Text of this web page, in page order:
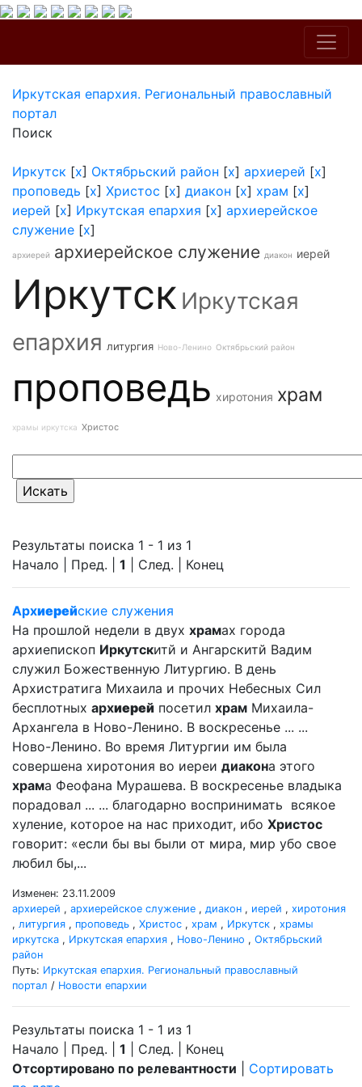
Иркутская епархия. Региональный православный
портал
Поиск
Иркутск [x] Октябрьский район [x] архиерей [x]
проповедь [x] Христос [x] диакон [x] храм [x]
иерей [x] Иркутская епархия [x] архиерейское
служение [x]
архиерей архиерейское служение диакон иерей
Иркутск Иркутская
епархия литургия Ново-Ленино Октябрьский район
проповедь хиротония храм
храмы иркутска Христос
Результаты поиска 1 - 1 из 1
Начало | Пред. | 1 | След. | Конец
Архиерейские служения
На прошлой недели в двух храмах города
архиепископ Иркутскитй и Ангарскитй Вадим
служил Божественную Литургию. В день
Архистратига Михаила и прочих Небесных Сил
бесплотных архиерей посетил храм Михаила-
Архангела в Ново-Ленино. В воскресенье ... ...
Ново-Ленино. Во время Литургии им была
совершена хиротония во иереи диакона этого
храма Феофана Мурашева. В воскресенье владыка
порадовал ... ... благодарно воспринимать всякое
хуление, которое на нас приходит, ибо Христос
говорит: «если бы вы были от мира, мир убо свое
любил бы,...
Изменен: 23.11.2009
архиерей , архиерейское служение , диакон , иерей , хиротония
, литургия , проповедь , Христос , храм , Иркутск , храмы
иркутска , Иркутская епархия , Ново-Ленино , Октябрьский
район
Путь: Иркутская епархия. Региональный православный
портал / Новости епархии
Результаты поиска 1 - 1 из 1
Начало | Пред. | 1 | След. | Конец
Отсортировано по релевантности
Сортировать